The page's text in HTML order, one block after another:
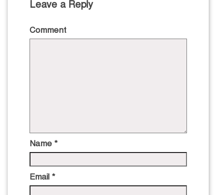
Leave a Reply
Comment
Name *
Email *